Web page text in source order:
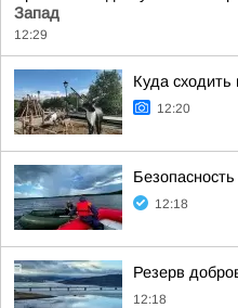
Запад
12:29
Куда
12:20
12:18
Резерв
12:18